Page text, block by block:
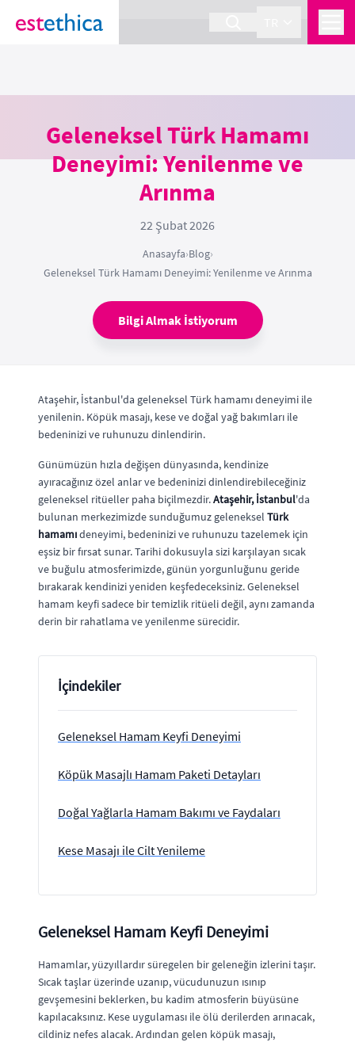
section Service {
Geleneksel Türk Hamamı
Deneyimi: Yenilenme ve
Arınma
22 Şubat 2026
Anasayfa›Blog›
Geleneksel Türk Hamamı Deneyimi: Yenilenme ve Arınma
Bilgi Almak İstiyorum
Ataşehir, İstanbul'da geleneksel Türk hamamı deneyimi ile
yenilenin. Köpük masajı, kese ve doğal yağ bakımları ile
bedeninizi ve ruhunuzu dinlendirin.
Günümüzün hızla değişen dünyasında, kendinize
ayıracağınız özel anlar ve bedeninizi dinlendirebileceğiniz
geleneksel ritüeller paha biçilmezdir.Ataşehir, İstanbul'da
bulunan merkezimizde sunduğumuz geleneksel Türk
hamamıdeneyimi, bedeninizi ve ruhunuzu tazelemek için
eşsiz bir fırsat sunar. Tarihi dokusuyla sizi karşılayan sıcak
ve buğulu atmosferimizde, günün yorgunluğunu geride
bırakarak kendinizi yeniden keşfedeceksiniz. Geleneksel
hamam keyfi sadece bir temizlik ritüeli değil, aynı zamanda
derin bir rahatlama ve yenilenme sürecidir.
İçindekiler
Geleneksel Hamam Keyfi Deneyimi
Köpük Masajlı Hamam Paketi Detayları
Doğal Yağlarla Hamam Bakımı ve Faydaları
Kese Masajı ile Cilt Yenileme
Geleneksel Hamam Keyfi Deneyimi
Hamamlar, yüzyıllardır süregelen bir geleneğin izlerini taşır.
Sıcak taşlar üzerinde uzanıp, vücudunuzun ısınıp
gevşemesini beklerken, bu kadim atmosferin büyüsüne
kapılacaksınız. Kese uygulaması ile ölü derilerden arınacak,
cildiniz nefes alacak. Ardından gelen köpük masajı,